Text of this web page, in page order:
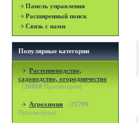
Панель управления
Расширенный поиск
Связь с нами
Популярные категории
Растениеводство,
садоводство, огородничество
(26068 Просмотров)
Агрохимия (25799
Просмотров)